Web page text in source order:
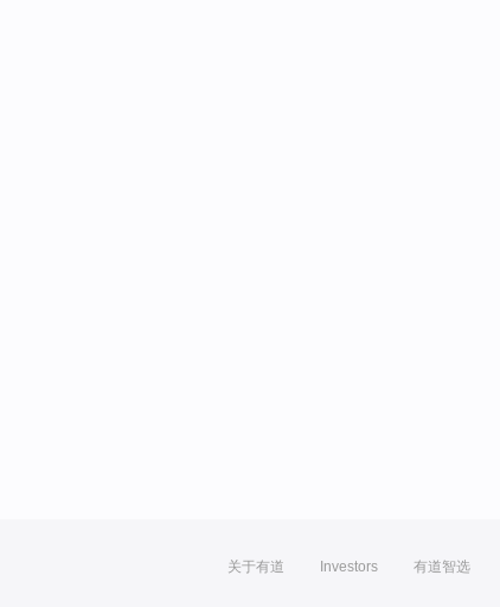
关于有道 Investors 有道智选